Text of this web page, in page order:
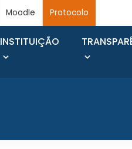
Moodle Protocolo
INSTITUIÇÃO